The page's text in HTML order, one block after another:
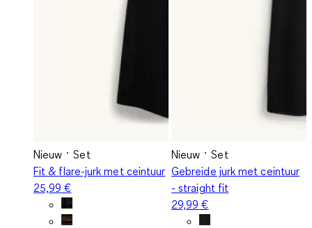
Nieuw
Set
Fit & flare-jurk met ceintuur
25,99 €
Nieuw
Set
Gebreide jurk met ceintuur
- straight fit
29,99 €